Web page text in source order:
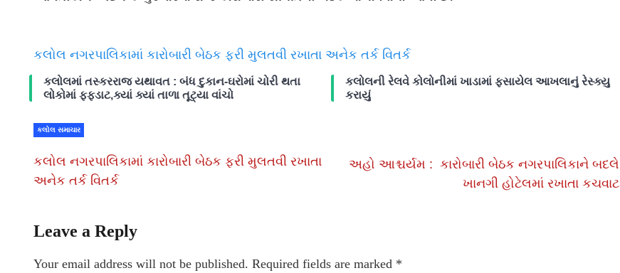
કલોલ નગરપાલિકામાં કારોબારી બેઠક ફરી મુલતવી રખાતા અનેક તર્ક વિતર્ક
કલોલમાં તસ્કરરાજ યથાવત : બંધ દુકાન-ઘરોમાં ચોરી થતા
લોકોમાં ફફડાટ,ક્યાં ક્યાં તાળા તૂટ્યા વાંચો
કલોલની રેલવે કોલોનીમાં ખાડામાં ફસાયેલ આખલાનું રેસ્ક્યુ
કરાયું
કલોલ સમાચાર
કલોલ નગરપાલિકામાં કારોબારી બેઠક ફરી મુલતવી રખાતા
અનેક તર્ક વિતર્ક
અહો આશ્ચર્યમ : કારોબારી બેઠક નગરપાલિકાને બદલે
ખાનગી હોટેલમાં રખાતા કચવાટ
Leave a Reply
Your email address will not be published. Required fields are marked *